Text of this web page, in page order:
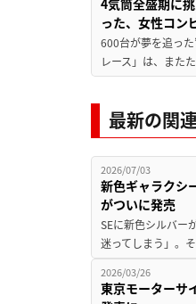
った、女性コン
600台が夢を追っ
レース」は、また
最新の関
2026/07/03
新色ギャラクシ
がついに発売
SEに新色シルバー
迷ってしまう」。
2026/03/26
東京モーターサ